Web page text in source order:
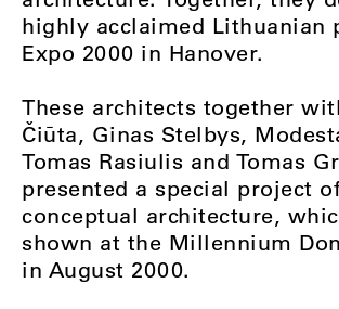
highly acclaimed Lithuanian
Expo 2000 in Hanover.
These architects together
Čiūta, Ginas Stelbys,
Tomas Rasiulis and Tomas
presented a special project
conceptual architecture,
shown at the Millennium
in August 2000.